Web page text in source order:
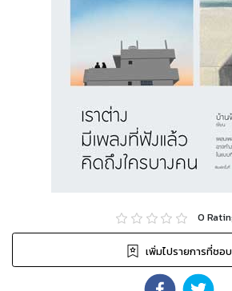
0
เพิ่มไปรายการที่ชอบ